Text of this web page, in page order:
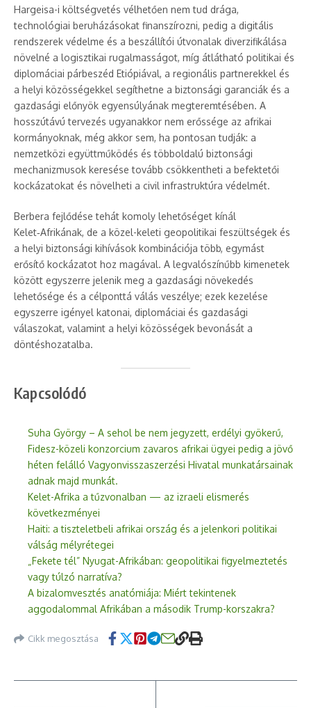
Hargeisa-i költségvetés vélhetően nem tud drága,
technológiai beruházásokat finanszírozni, pedig a digitális
rendszerek védelme és a beszállítói útvonalak diverzifikálása
növelné a logisztikai rugalmasságot, míg átlátható politikai és
diplomáciai párbeszéd Etiópiával, a regionális partnerekkel és
a helyi közösségekkel segíthetne a biztonsági garanciák és a
gazdasági előnyök egyensúlyának megteremtésében. A
hosszútávú tervezés ugyanakkor nem erőssége az afrikai
kormányoknak, még akkor sem, ha pontosan tudják: a
nemzetközi együttműködés és többoldalú biztonsági
mechanizmusok keresése tovább csökkentheti a befektetői
kockázatokat és növelheti a civil infrastruktúra védelmét.
Berbera fejlődése tehát komoly lehetőséget kínál
Kelet‑Afrikának, de a közel-keleti geopolitikai feszültségek és
a helyi biztonsági kihívások kombinációja több, egymást
erősítő kockázatot hoz magával. A legvalószínűbb kimenetek
között egyszerre jelenik meg a gazdasági növekedés
lehetősége és a célponttá válás veszélye; ezek kezelése
egyszerre igényel katonai, diplomáciai és gazdasági
válaszokat, valamint a helyi közösségek bevonását a
döntéshozatalba.
Kapcsolódó
Suha György – A sehol be nem jegyzett, erdélyi gyökerű,
Fidesz-közeli konzorcium zavaros afrikai ügyei pedig a jövő
héten felálló Vagyonvisszaszerzési Hivatal munkatársainak
adnak majd munkát.
Kelet-Afrika a tűzvonalban — az izraeli elismerés
következményei
Haiti: a tiszteletbeli afrikai ország és a jelenkori politikai
válság mélyrétegei
„Fekete tél” Nyugat-Afrikában: geopolitikai figyelmeztetés
vagy túlzó narratíva?
A bizalomvesztés anatómiája: Miért tekintenek
aggodalommal Afrikában a második Trump-korszakra?
Cikk megosztása